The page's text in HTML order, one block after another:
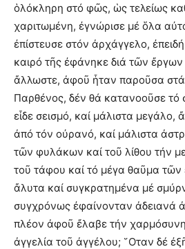
ὁλόκληρη στό φῶς, ὡς τελείως
χαριτωμένη, ἐγνώρισε μέ ὅλα
ἐπίστευσε στόν ἀρχάγγελο,
καιρό τῆς ἐφάνηκε διά τῶν
ἄλλωστε, ἀφοῦ ἦταν παροῦσα
Παρθένος, δέν θά κατανοοῦσε
εἶδε σεισμό, καί μάλιστα μεγάλο,
ἀπό τόν οὐρανό, καί μάλιστα
τῶν φυλάκων καί τοῦ λίθου τήν
τοῦ τάφου καί τό μέγα θαῦμα
ἄλυτα καί συγκρατημένα μέ
συγχρόνως ἐφαίνονταν ἀδειανά
πλέον ἀφοῦ ἔλαβε τήν
ἀγγελία τοῦ ἀγγέλου; ῞Οταν δέ